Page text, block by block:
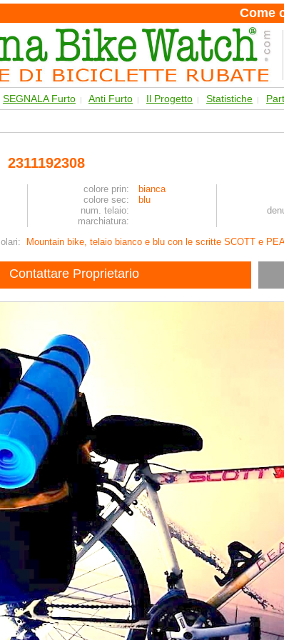
Come
SEGNALA Furto | Anti Furto | Il Progetto | Statistiche |
2311192308
colore prin: bianca
colore sec: blu
num. telaio:
marchiatura:
Mountain bike, telaio bianco e blu con le scritte SCOTT e
Contattare Proprietario